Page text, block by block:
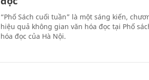
“Phố Sách cuối tuần” là một sáng kiến,
hiệu quả không gian văn hóa đọc tại Phố
hóa đọc của Hà Nội.